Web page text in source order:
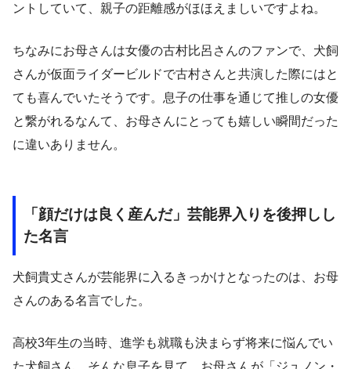
ントしていて、親子の距離感がほほえましいですよね。
ちなみにお母さんは女優の古村比呂さんのファンで、犬飼
さんが仮面ライダービルドで古村さんと共演した際にはと
ても喜んでいたそうです。息子の仕事を通じて推しの女優
と繋がれるなんて、お母さんにとっても嬉しい瞬間だった
に違いありません。
「顔だけは良く産んだ」芸能界入りを後押しし
た名言
犬飼貴丈さんが芸能界に入るきっかけとなったのは、お母
さんのある名言でした。
高校3年生の当時、進学も就職も決まらず将来に悩んでい